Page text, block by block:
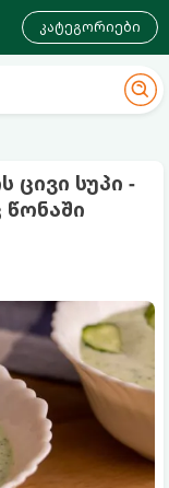
კატეგორიები
სუპი -